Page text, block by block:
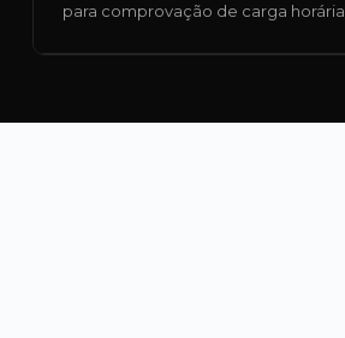
para comprovação de carga horária.